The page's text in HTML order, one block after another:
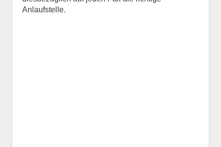
Name des Tiers
Anlaufstelle.